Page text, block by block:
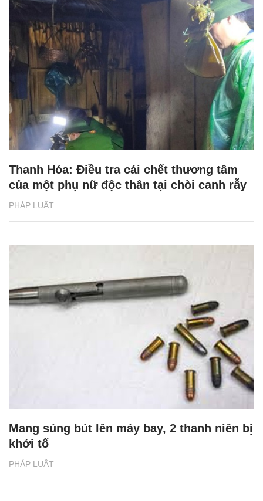
PHÁP LUẬT
Thanh Hóa: Điều tra cái chết thương tâm
của một phụ nữ độc thân tại chòi canh rẫy
PHÁP LUẬT
Mang súng bút lên máy bay, 2 thanh niên bị
khởi tố